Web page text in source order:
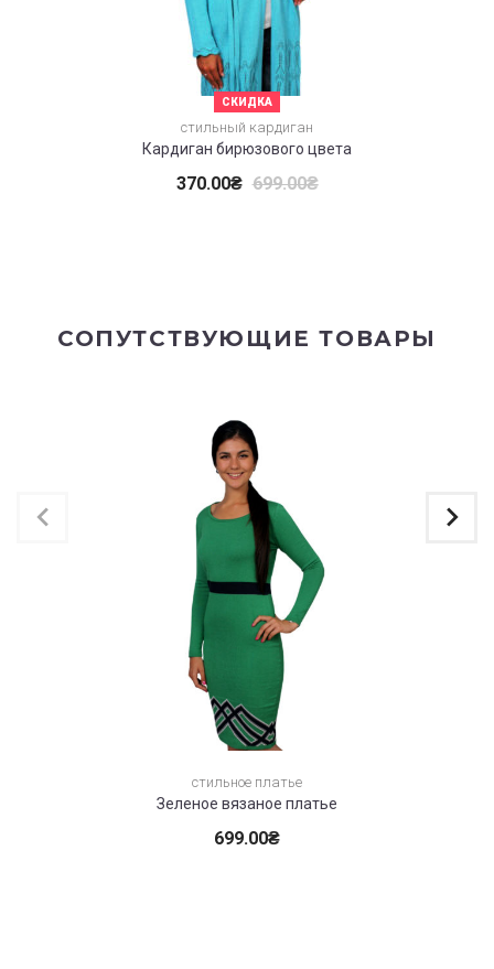
СКИДКА
стильный кардиган
Кардиган бирюзового цвета
370.00₴ 699.00₴
СОПУТСТВУЮЩИЕ ТОВАРЫ
стильное платье
Зеленое вязаное платье
699.00₴